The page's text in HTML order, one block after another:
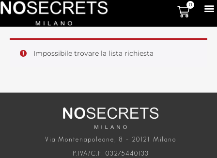
0
Impossibile trovare la lista richiesta
Via Montenapoleone, 8 – 20121 Milano
P.IVA/C.F. 03275440133